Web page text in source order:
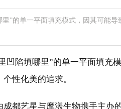
”的单一平面填充模式，因其可能
凹陷填哪里”的单一平面填充
性化美的追求。
都艺星与摩漾生物携手主办